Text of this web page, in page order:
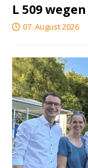
L 509
07. August 2026